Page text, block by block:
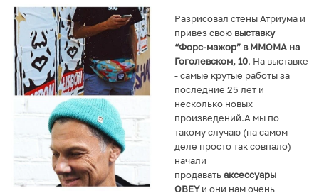
Разрисовал стены Атриума и
привез свою выставку
“Форс-мажор” в ММОМА на
Гоголевском, 10. На выставке
- самые крутые работы за
последние 25 лет и
несколько новых
произведений.А мы по
такому случаю (на самом
деле просто так совпало)
начали
продаватьаксессуары
OBEYи они нам очень